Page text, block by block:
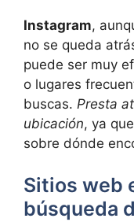
Instagram,
no se queda
puede ser muy
o lugares
buscas. Presta
ubicación, ya
sobre dónde
Sitios web
búsqueda